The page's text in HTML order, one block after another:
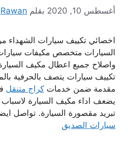
أغسطس 10, 2020 بقلم Rawan
اخصائي تكييف سيارات الشهداء
السيارات متخصص مكيفات
واصلاح جميع اعطال مكيف
تكييف سيارات يتصف بالحرفية
مقدمة ضمن خدمات كراج متنقل
يضعف اداء مكيف السيارة
تبريد مقصورة السيارة. تواصل
سيارات الصديق